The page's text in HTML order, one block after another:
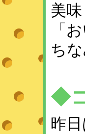
美
「
ち
◆
昨